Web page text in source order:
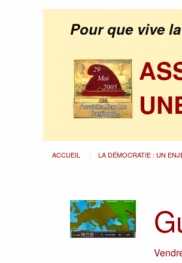
Pour que vive
ACCUEIL LA DÉMOCRATIE : UN